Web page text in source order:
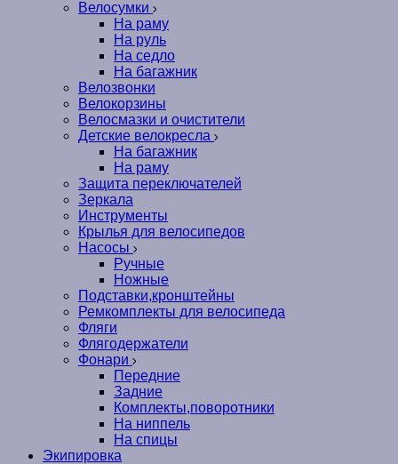
Велосумки
На раму
На руль
На седло
На багажник
Велозвонки
Велокорзины
Велосмазки и очистители
Детские велокресла
На багажник
На раму
Защита переключателей
Зеркала
Инструменты
Крылья для велосипедов
Насосы
Ручные
Ножные
Подставки,кронштейны
Ремкомплекты для велосипеда
Фляги
Флягодержатели
Фонари
Передние
Задние
Комплекты,поворотники
На ниппель
На спицы
Экипировка